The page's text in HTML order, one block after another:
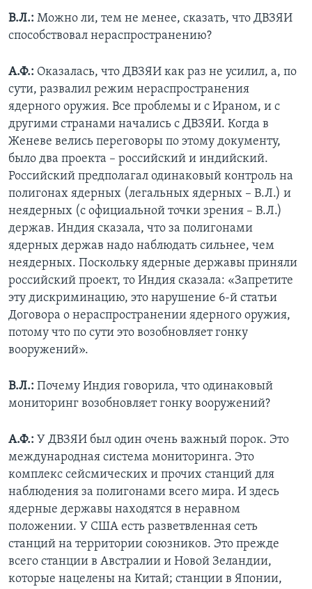
В.Л.: Можно ли, тем не менее, сказать, что ДВЗЯИ
способствовал нераспространению?
А.Ф.: Оказалась, что ДВЗЯИ как раз не усилил, а, по
сути, развалил режим нераспространения
ядерного оружия. Все проблемы и с Ираном, и с
другими странами начались с ДВЗЯИ. Когда в
Женеве велись переговоры по этому документу,
было два проекта – российский и индийский.
Российский предполагал одинаковый контроль на
полигонах ядерных (легальных ядерных – В.Л.) и
неядерных (с официальной точки зрения – В.Л.)
держав. Индия сказала, что за полигонами
ядерных держав надо наблюдать сильнее, чем
неядерных. Поскольку ядерные державы приняли
российский проект, то Индия сказала: «Запретите
эту дискриминацию, это нарушение 6-й статьи
Договора о нераспространении ядерного оружия,
потому что по сути это возобновляет гонку
вооружений».
В.Л.: Почему Индия говорила, что одинаковый
мониторинг возобновляет гонку вооружений?
А.Ф.: У ДВЗЯИ был один очень важный порок. Это
международная система мониторинга. Это
комплекс сейсмических и прочих станций для
наблюдения за полигонами всего мира. И здесь
ядерные державы находятся в неравном
положении. У США есть разветвленная сеть
станций на территории союзников. Это прежде
всего станции в Австралии и Новой Зеландии,
которые нацелены на Китай; станции в Японии,